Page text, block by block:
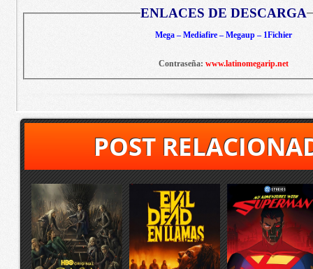
ENLACES DE DESCARGA
Mega – Mediafire – Megaup – 1Fichier
Contraseña: www.latinomegarip.net
POST